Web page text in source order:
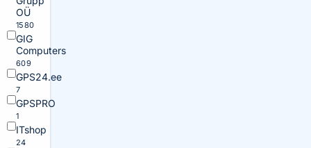
OÜ
1580
GIG
Computers
609
GPS24.ee
7
GPSPRO
1
ITshop
24